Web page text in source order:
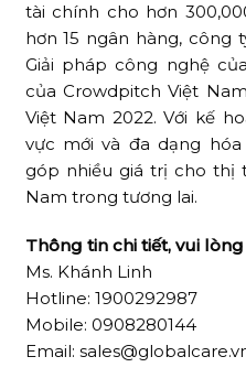
tài chính cho hơn
hơn 15 ngân hàng, công
Giải pháp công nghệ
của Crowdpitch Việt
Việt Nam 2022. Với kế
vực mới và đa dạng
góp nhiều giá trị cho thị
Nam trong tương lai.
Thông tin chi tiết, vui lòng
Ms. Khánh Linh
Hotline: 1900292987
Mobile: 0908280144
Email: